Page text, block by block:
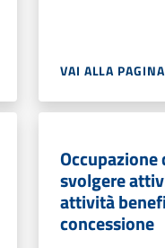
VAI ALLA PAGINA
svolgere
attività
concessione